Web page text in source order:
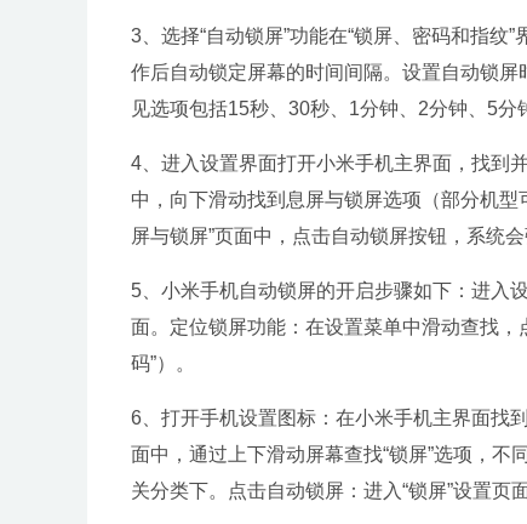
3、选择“自动锁屏”功能在“锁屏、密码和指纹
作后自动锁定屏幕的时间间隔。设置自动锁
见选项包括15秒、30秒、1分钟、2分钟、5分
4、进入设置界面打开小米手机主界面，找到
中，向下滑动找到息屏与锁屏选项（部分机型
屏与锁屏”页面中，点击自动锁屏按钮，系统
5、小米手机自动锁屏的开启步骤如下：进入
面。定位锁屏功能：在设置菜单中滑动查找
码”）。
6、打开手机设置图标：在小米手机主界面找
面中，通过上下滑动屏幕查找“锁屏”选项，不
关分类下。点击自动锁屏：进入“锁屏”设置页